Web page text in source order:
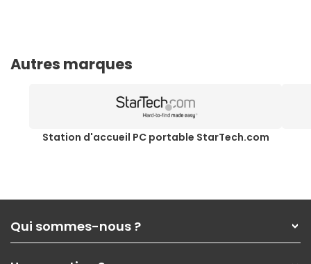
Autres marques
Station d'accueil PC portable StarTech.com
Qui sommes-nous ?